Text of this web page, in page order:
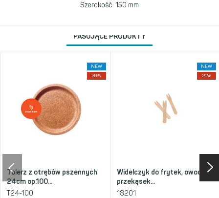
Szerokość: 150 mm
PASUJĄCE PRODUKTY
NEW
20%
Talerz z otrębów pszennych
24cm op.100...
T24-100
NEW
20%
Widelczyk do frytek, owoców,
przekąsek...
18201